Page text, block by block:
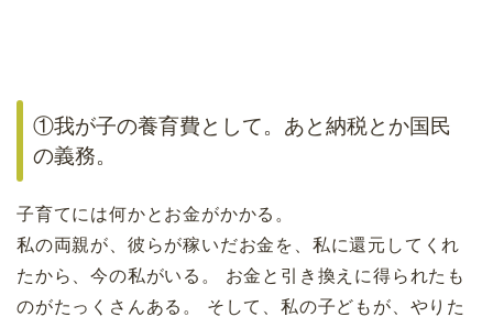
①我が子の養育費として。あと納税とか国民
の義務。
子育てには何かとお金がかかる。
私の両親が、彼らが稼いだお金を、私に還元してくれ
たから、今の私がいる。 お金と引き換えに得られたも
のがたっくさんある。 そして、私の子どもが、やりた